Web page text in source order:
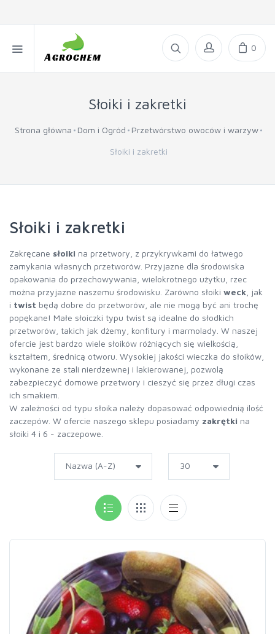
0
Słoiki i zakretki
Strona główna Dom i Ogród Przetwórstwo owoców i warzyw
Słoiki i zakretki
Słoiki i zakretki
Zakręcane słoiki na przetwory, z przykrywkami do łatwego
zamykania własnych przetworów. Przyjazne dla środowiska
opakowania do przechowywania, wielokrotnego użytku, rzec
można przyjazne naszemu środowisku. Zarówno słoiki weck , jak
i twist będą dobre do przetworów, ale nie mogą być ani trochę
popękane! Małe słoiczki typu twist są idealne do słodkich
przetworów, takich jak dżemy, konfitury i marmolady. W naszej
ofercie jest bardzo wiele słoików różniących się wielkością,
kształtem, średnicą otworu. Wysokiej jakości wieczka do słoików,
wykonane ze stali nierdzewnej i lakierowanej, pozwolą
zabezpieczyć domowe przetwory i cieszyć się przez długi czas
ich smakiem.
W zależności od typu słoika należy dopasować odpowiednią ilość
zaczepów. W ofercie naszego sklepu posiadamy zakrętki na
słoiki 4 i 6 - zaczepowe.